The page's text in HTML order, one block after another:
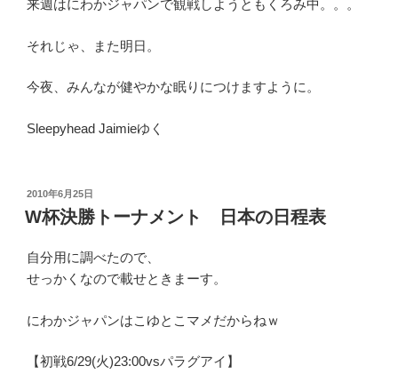
来週はにわかジャパンで観戦しようともくろみ中。。。
それじゃ、また明日。
今夜、みんなが健やかな眠りにつけますように。
Sleepyhead Jaimieゆく
投
稿
日:
2010年6月25日
W杯決勝トーナメント 日本の日程表
自分用に調べたので、
せっかくなので載せときまーす。
にわかジャパンはこゆとこマメだからねｗ
【初戦6/29(火)23:00vsパラグアイ】